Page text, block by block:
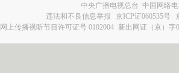
中央广播电视总台 中国网络
违法和不良信息举报
京ICP证060535号
网上传播视听节目许可证号 0102004 新出网证（京）